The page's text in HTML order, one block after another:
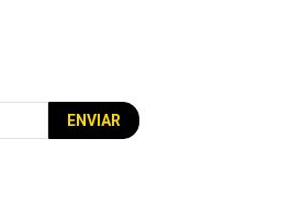
ENVIAR